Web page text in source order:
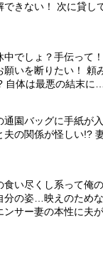
できない！ 次に貸し
中でしょ？手伝って
願いを断りたい！ 頼
自体は最悪の結末に…
通園バッグに手紙が
夫の関係が怪しい!?
食い尽くし系って俺
分の姿…映えのため
ンサー妻の本性に夫